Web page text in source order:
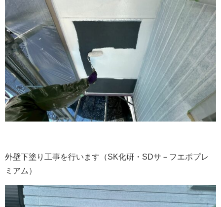
外壁下塗り工事を行います（SK化研・SDサ－フエポプレ
ミアム）